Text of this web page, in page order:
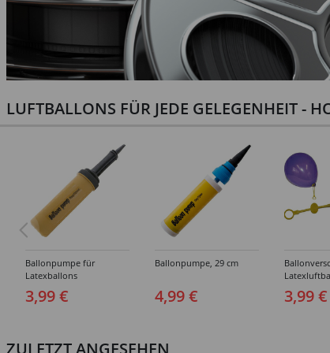
LUFTBALLONS FÜR JEDE GELEGENHEIT -
Ballonpumpe für
Latexballons
3,99 €
Ballonpumpe, 29 cm
4,99 €
Stück
3,99 €